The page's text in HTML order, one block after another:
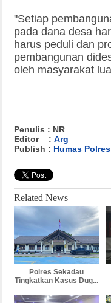
"Setiap
pada dana desa
harus peduli dan
pembangunan
oleh masyarakat
Penulis : NR
Editor : Arg
Publish : Humas
Related News
Polres Sekadau
Tingkatkan Kasus Dug...